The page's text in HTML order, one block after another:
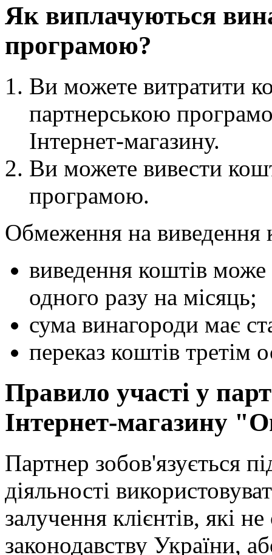
Як виплачуються
програмою?
Ви можете витратити
партнерською
Інтернет-магазину.
Ви можете вивести
програмою.
Обмеження на виведення
виведення коштів може
одного разу на місяць;
сума винагороди має
переказ коштів третім
Правило участі у
Інтернет-магазину
Партнер зобов'язується
діяльності
залучення клієнтів, які
законодавству України,